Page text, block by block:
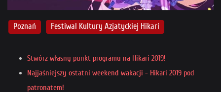
Poznań Festiwal Kultury Azjatyckiej Hikari
Stwórz własny punkt programu na Hikari 2019!
Najjaśniejszy ostatni weekend wakacji - Hikari 2019 pod
patronatem!